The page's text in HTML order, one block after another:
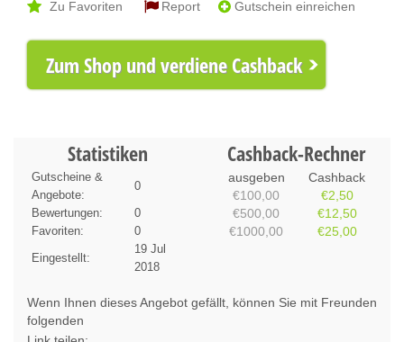
Zu Favoriten Report Gutschein einreichen
Zum Shop und verdiene Cashback
Statistiken
Gutscheine &
Angebote:
0
Bewertungen:
0
Favoriten:
0
Eingestellt:
19 Jul
2018
Cashback-Rechner
ausgeben
Cashback
€100,00
€2,50
€500,00
€12,50
€1000,00
€25,00
Wenn Ihnen dieses Angebot gefällt, können Sie mit Freunden
folgenden